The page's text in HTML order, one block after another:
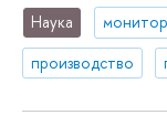
Наука
производство